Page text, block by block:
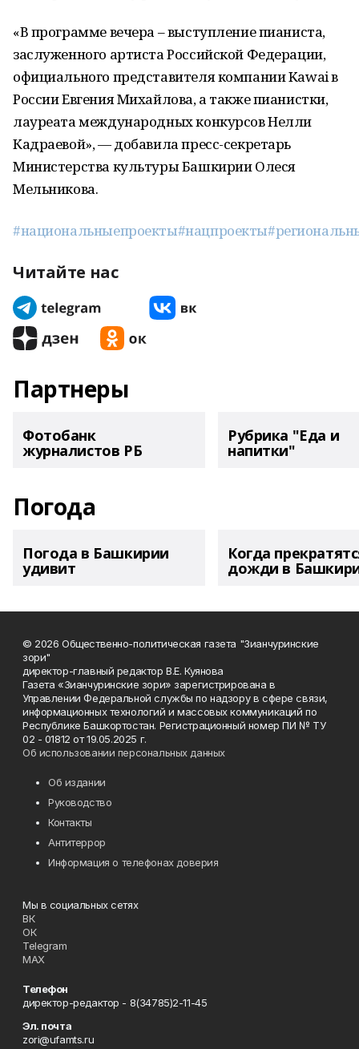
«В программе вечера – выступление пианиста,
заслуженного артиста Российской Федерации,
официального представителя компании Kawai в
России Евгения Михайлова, а также пианистки,
лауреата международных конкурсов Нелли
Кадраевой», — добавила пресс-секретарь
Министерства культуры Башкирии Олеся
Мельникова.
#национальныепроекты#нацпроекты
Читайте нас
Партнеры
Фотобанк
журналистов РБ
Рубрика "Еда и
напитки"
Погода
Погода в Башкирии
удивит
Когда
дожди в
© 2026 Общественно-политическая газета "Зианчуринские
зори"
директор-главный редактор В.Е. Куянова
Газета «Зианчуринские зори» зарегистрирована в
Управлении Федеральной службы по надзору в сфере связи,
информационных технологий и массовых коммуникаций по
Республике Башкортостан. Регистрационный номер ПИ № ТУ
02 - 01812 от 19.05.2025 г.
Об использовании персональных данных
Об издании
Руководство
Контакты
Антитеррор
Информация о телефонах доверия
Мы в социальных сетях
ВК
ОК
Telegram
MAX
Телефон
директор-редактор - 8(34785)2-11-45
Эл. почта
zori@ufamts.ru